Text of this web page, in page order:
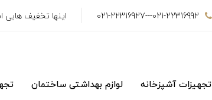
021-22316992---021-22316927 اینها تخفیف
تجهیزات آشپزخانه لوازم بهداشتی ساختمان